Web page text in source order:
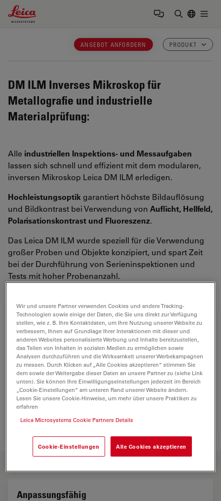
Leica Microsystems Logo
ANGEBOT ANFORDERN PRODUKT
DM ILM Inverses Mikroskop für
Metallografie und industrielle
Materialprüfung:
Alle industriellen Inspektions- und Messaufgaben
lassen sich schnell und effizient mit dem modularen,
inversen Mikroskop Leica DM ILM erledigen.
Hochleistungsoptik garantiert höchste Bildauflösung
und Bildkontrast bei Verwendung von Auflicht, Hellfeld,
Polarisationskontrast und Fluoreszenz.
Das Leica DM ILM wurde speziell für die Verwendung
großer Proben und Objekte konzipiert, und spart Zeit
bei der Durchführung von Serieninspektionen und
Tests mit hoher Probenanzahl.
Anpassungsfähig
Wir und unsere Partner verwenden Cookies und andere Tracking-
Technologien sowie einige der Daten, die Sie uns direkt zur Verfügung
stellen, wie z. B. Ihre Kontaktdaten, um Ihre Nutzung unserer Website zu
verbessern, Ihnen auf Grundlage Ihrer Interaktionen mit dieser und
anderen Websites personalisierte Werbung und Inhalte bereitzustellen,
das Teilen von Inhalten in sozialen Medien zu ermöglichen sowie
Analysen durchzuführen und die Wirksamkeit unserer Werbekampagnen
zu messen. Durch Klicken auf „Alle Cookies akzeptieren“ stimmen Sie
dem sowie der Weitergabe dieser Daten an unsere Partner zu (siehe Link
unten). Sie können Ihre Einwilligungseinstellungen jederzeit im Bereich
„Cookie-Einstellungen“ am unteren Rand unserer Website ändern.
Lesen Sie unsere Cookie-Hinweise, um mehr über unsere Praktiken zu
erfahren
Leica Microsystems Cookie Partners Details
Cookie-Einstellungen Alle Cookies akzeptieren